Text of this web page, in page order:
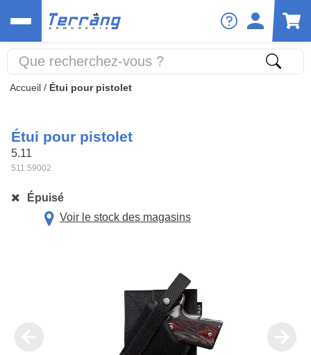
Accueil / Étui pour pistolet
Étui pour pistolet
5.11
511.59002
Épuisé
Voir le stock des magasins